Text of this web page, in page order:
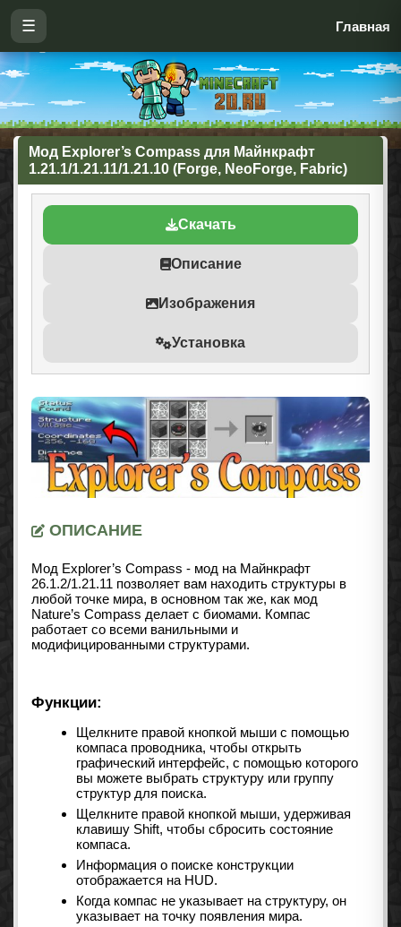
☰ Главная
Мод Explorer’s Compass для Майнкрафт
1.21.1/1.21.11/1.21.10 (Forge, NeoForge, Fabric)
Скачать
Описание
Изображения
Установка
ОПИСАНИЕ
Мод Explorer’s Compass - мод на Майнкрафт
26.1.2/1.21.11 позволяет вам находить структуры в
любой точке мира, в основном так же, как мод
Nature’s Compass делает с биомами. Компас
работает со всеми ванильными и
модифицированными структурами.
Функции:
Щелкните правой кнопкой мыши с помощью
компаса проводника, чтобы открыть
графический интерфейс, с помощью которого
вы можете выбрать структуру или группу
структур для поиска.
Щелкните правой кнопкой мыши, удерживая
клавишу Shift, чтобы сбросить состояние
компаса.
Информация о поиске конструкции
отображается на HUD.
Когда компас не указывает на структуру, он
указывает на точку появления мира.